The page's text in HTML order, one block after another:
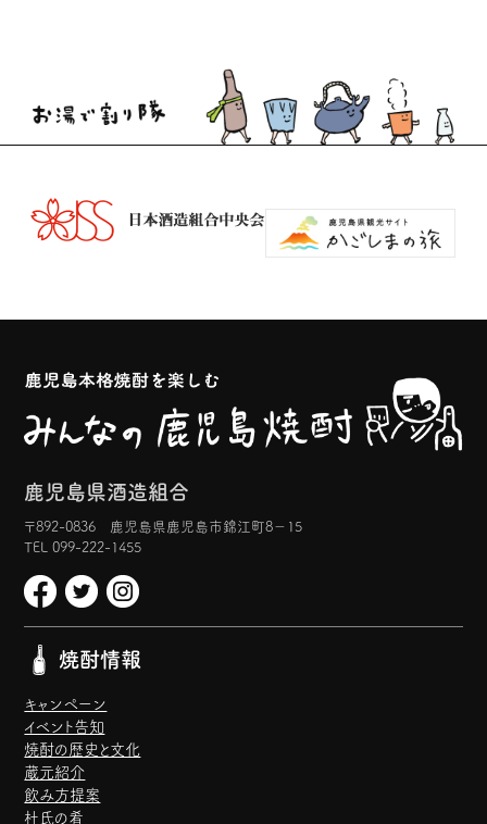
鹿児島県酒造組合
〒892-0836 鹿児島県鹿児島市錦江町8−15
TEL 099-222-1455
焼酎情報
キャンペーン
イベント告知
焼酎の歴史と文化
蔵元紹介
飲み方提案
杜氏の肴